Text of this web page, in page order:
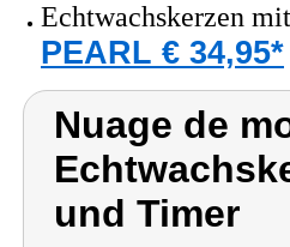
Echtwachskerzen
PEARL € 34,95*
Nuage de
und Timer